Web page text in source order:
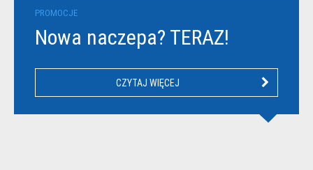
PROMOCJE
Nowa naczepa? TERAZ!
CZYTAJ WIĘCEJ